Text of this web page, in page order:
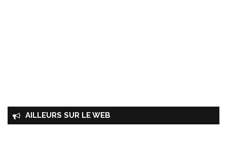
AILLEURS SUR LE WEB